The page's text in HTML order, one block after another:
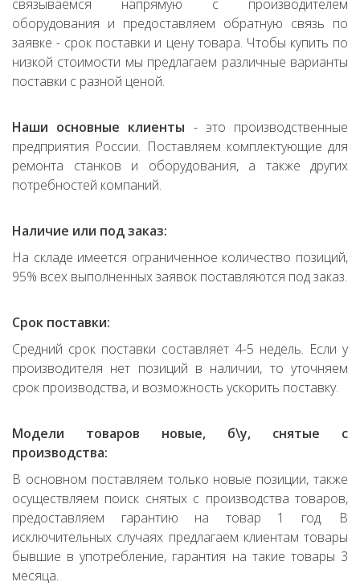
связываемся напрямую с производителем
оборудования и предоставляем обратную связь по
заявке - срок поставки и цену товара. Чтобы купить по
низкой стоимости мы предлагаем различные варианты
поставки с разной ценой.
Наши основные клиенты - это производственные
предприятия России. Поставляем комплектующие для
ремонта станков и оборудования, а также других
потребностей компаний.
Наличие или под заказ:
На складе имеется ограниченное количество позиций,
95% всех выполненных заявок поставляются под заказ.
Срок поставки:
Средний срок поставки составляет 4-5 недель. Если у
производителя нет позиций в наличии, то уточняем
срок производства, и возможность ускорить поставку.
Модели товаров новые, б\у, снятые с
производства:
В основном поставляем только новые позиции, также
осуществляем поиск снятых с производства товаров,
предоставляем гарантию на товар 1 год. В
исключительных случаях предлагаем клиентам товары
бывшие в употребление, гарантия на такие товары 3
месяца.